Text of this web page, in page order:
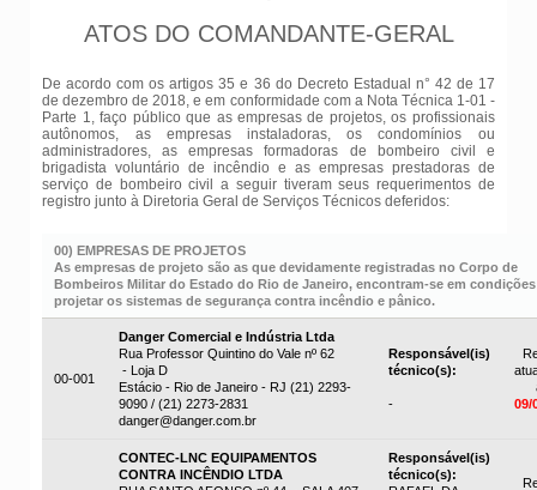
ATOS DO COMANDANTE-GERAL
De acordo com os artigos 35 e 36 do Decreto Estadual n° 42 de 17
de dezembro de 2018, e em conformidade com a Nota Técnica 1-01 -
Parte 1, faço público que as empresas de projetos, os profissionais
autônomos, as empresas instaladoras, os condomínios ou
administradores, as empresas formadoras de bombeiro civil e
brigadista voluntário de incêndio e as empresas prestadoras de
serviço de bombeiro civil a seguir tiveram seus requerimentos de
registro junto à Diretoria Geral de Serviços Técnicos deferidos:
00) EMPRESAS DE PROJETOS
As empresas de projeto são as que devidamente registradas no Corpo de
Bombeiros Militar do Estado do Rio de Janeiro, encontram-se em
projetar os sistemas de segurança contra incêndio e pânico.
00-001
Danger Comercial e Indústria Ltda
Rua Professor Quintino do Vale nº 62
- Loja D
Estácio - Rio de Janeiro - RJ (21) 2293-
9090 / (21) 2273-2831
danger@danger.com.br
Responsável(is)
técnico(s):
-
09/
CONTEC-LNC EQUIPAMENTOS
CONTRA INCÊNDIO LTDA
Responsável(is)
técnico(s):